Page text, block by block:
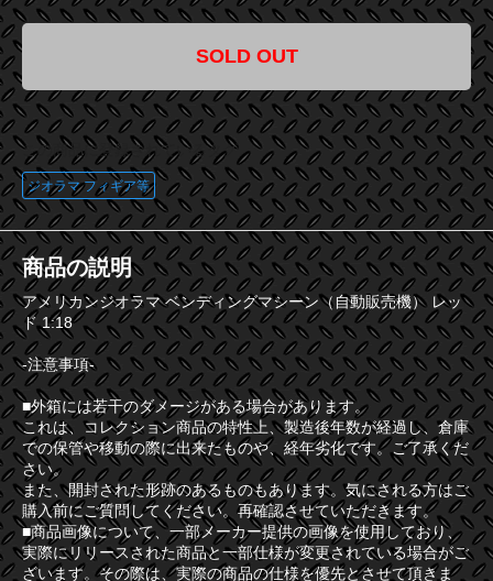
SOLD OUT
この商品に登録されているタグ
ジオラマ フィギア等
商品の説明
アメリカンジオラマ ベンディングマシーン（自動販売機） レッ
ド 1:18
-注意事項-
■外箱には若干のダメージがある場合があります。
これは、コレクション商品の特性上、製造後年数が経過し、倉庫
での保管や移動の際に出来たものや、経年劣化です。ご了承くだ
さい。
また、開封された形跡のあるものもあります。気にされる方はご
購入前にご質問してください。再確認させていただきます。
■商品画像について、一部メーカー提供の画像を使用しており、
実際にリリースされた商品と一部仕様が変更されている場合がご
ざいます。その際は、実際の商品の仕様を優先とさせて頂きま